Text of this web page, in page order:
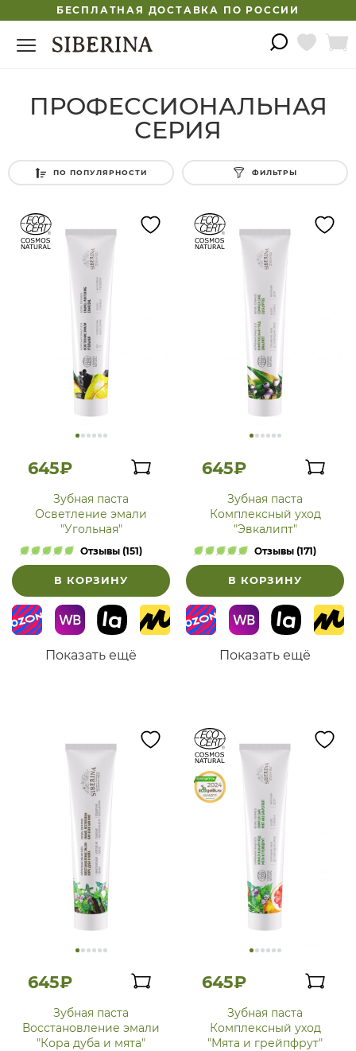
БЕСПЛАТНАЯ ДОСТАВКА ПО РОССИИ
ПРОФЕССИОНАЛЬНАЯ
СЕРИЯ
ПО ПОПУЛЯРНОСТИ ФИЛЬТРЫ
645₽
Зубная паста
Осветление эмали
"Угольная"
Отзывы (151)
В КОРЗИНУ
Показать ещё
645₽
Зубная паста
Комплексный уход
"Эвкалипт"
Отзывы (171)
В КОРЗИНУ
Показать ещё
645₽
Зубная паста
Восстановление эмали
"Кора дуба и мята"
645₽
Зубная паста
Комплексный уход
"Мята и грейпфрут"